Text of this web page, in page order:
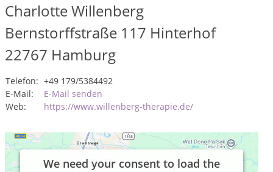
Charlotte Willenberg
Bernstorffstraße 117 Hinterhof
22767 Hamburg
Telefon: +49 179/5384492
E-Mail:
E-Mail senden
Web:
https://www.willenberg-therapie.de/
We need your consent to load the